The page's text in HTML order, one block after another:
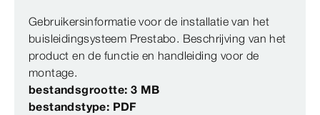
Gebruikersinformatie voor de installatie van het
buisleidingsysteem Prestabo. Beschrijving van het
product en de functie en handleiding voor de
montage.
bestandsgrootte: 3 MB
bestandstype: PDF